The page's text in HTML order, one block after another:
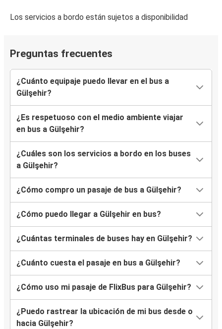
Los servicios a bordo están sujetos a disponibilidad
Preguntas frecuentes
¿Cuánto equipaje puedo llevar en el bus a
Gülşehir?
¿Es respetuoso con el medio ambiente viajar
en bus a Gülşehir?
¿Cuáles son los servicios a bordo en los buses
a Gülşehir?
¿Cómo compro un pasaje de bus a Gülşehir?
¿Cómo puedo llegar a Gülşehir en bus?
¿Cuántas terminales de buses hay en Gülşehir?
¿Cuánto cuesta el pasaje en bus a Gülşehir?
¿Cómo uso mi pasaje de FlixBus para Gülşehir?
¿Puedo rastrear la ubicación de mi bus desde o
hacia Gülşehir?